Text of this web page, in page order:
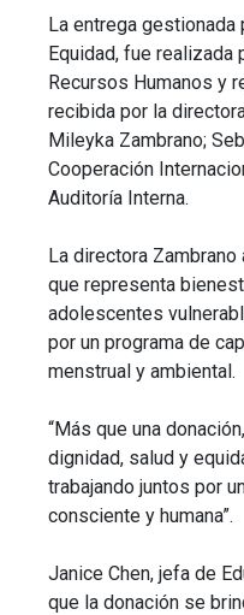
La entrega gestionada
Equidad, fue realizada
Recursos Humanos y
recibida por la
Mileyka Zambrano;
Cooperación
Auditoría Interna.
La directora
que representa
adolescentes
por un programa de
menstrual y ambiental.
“Más que una
dignidad, salud y
trabajando juntos por
consciente y humana”.
Janice Chen, jefa de
que la donación se